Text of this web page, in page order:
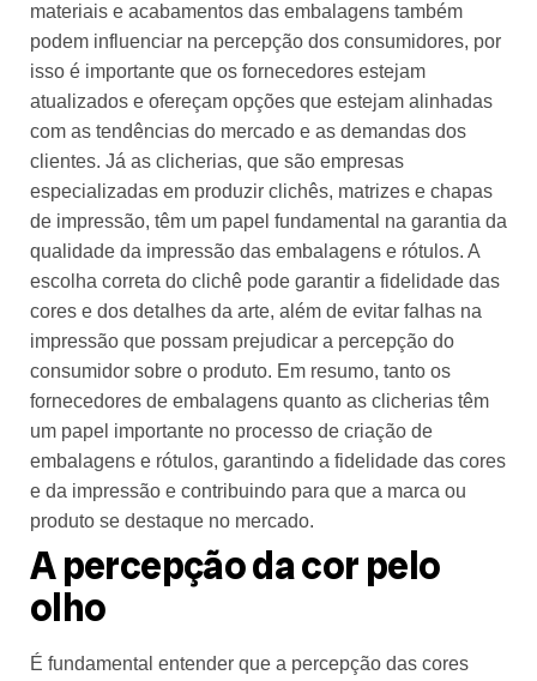
materiais e acabamentos das embalagens também
podem influenciar na percepção dos consumidores, por
isso é importante que os fornecedores estejam
atualizados e ofereçam opções que estejam alinhadas
com as tendências do mercado e as demandas dos
clientes. Já as clicherias, que são empresas
especializadas em produzir clichês, matrizes e chapas
de impressão, têm um papel fundamental na garantia da
qualidade da impressão das embalagens e rótulos. A
escolha correta do clichê pode garantir a fidelidade das
cores e dos detalhes da arte, além de evitar falhas na
impressão que possam prejudicar a percepção do
consumidor sobre o produto. Em resumo, tanto os
fornecedores de embalagens quanto as clicherias têm
um papel importante no processo de criação de
embalagens e rótulos, garantindo a fidelidade das cores
e da impressão e contribuindo para que a marca ou
produto se destaque no mercado.
A percepção da cor pelo
olho
É fundamental entender que a percepção das cores